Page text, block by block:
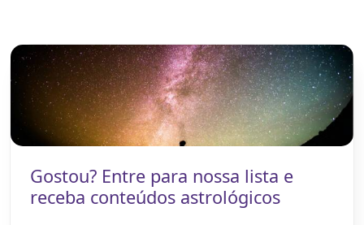
Gostou? Entre para nossa lista e
receba conteúdos astrológicos